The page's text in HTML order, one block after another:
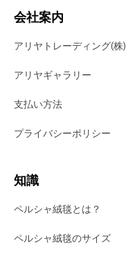
会社案内
アリヤトレーディング(株)
アリヤギャラリー
支払い方法
プライバシーポリシー
知識
ペルシャ絨毯とは？
ペルシャ絨毯のサイズ